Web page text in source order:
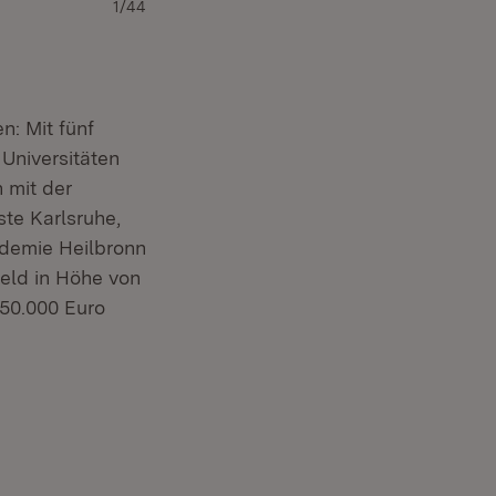
1/44
Mit fünf
mit der
Karlsruhe,
Heilbronn
in Höhe von
Euro